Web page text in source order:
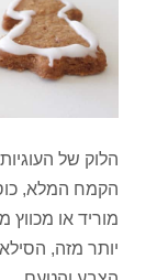
הלוק של
הקמח המלא,
מוריד או מכווץ
יותר מזה,